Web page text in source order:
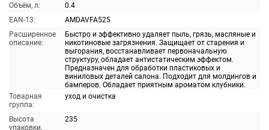
Объём, л:
0.4
EAN-13:
AMDAVFA525
Расширенное
описание:
Быстро и эффективно удаляет пыль, грязь, масляные и
никотиновые загрязнения. Защищает от старения и
выгорания, восстанавливает первоначальную
структуру, обладает антистатическим эффектом.
Предназначен для обработки пластиковых и
виниловых деталей салона. Подходит для молдингов и
бамперов. Обладает приятным ароматом клубники.
Товарная
группа:
уход и очистка
Высота
упаковки,
235